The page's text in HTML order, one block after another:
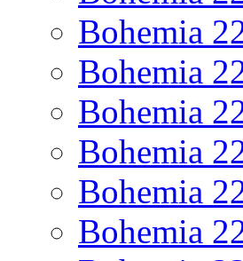
Bohemia
Bohemia
Bohemia
Bohemia
Bohemia
Bohemia